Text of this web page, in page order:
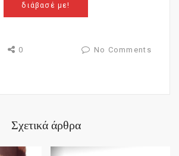
διάβασέ με!
0 No Comments
Σχετικά άρθρα